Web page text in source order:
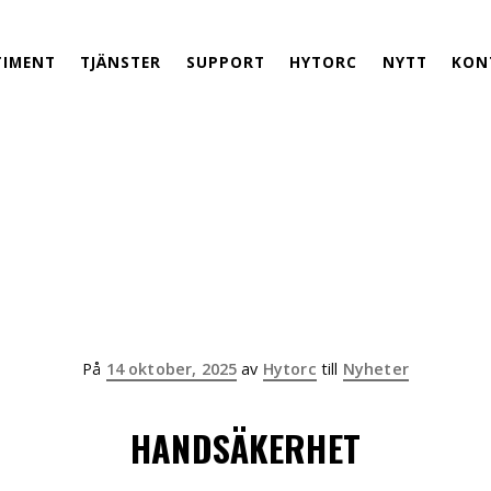
TJÄNSTER SUPPORT HYTORC NYTT
På Publicerad
14 oktober, 2025 av Hytorc till Nyheter
HANDSÄKERHET